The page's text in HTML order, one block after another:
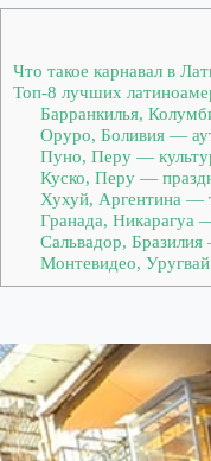
Что такое карнавал в
Топ-8 лучших
Барранкилья,
Оруро, Боливия —
Пуно, Перу —
Куско, Перу —
Хухуй, Аргентина —
Гранада, Никарагуа
Сальвадор,
Монтевидео,